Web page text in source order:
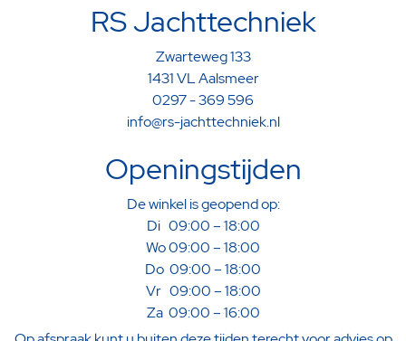
RS Jachttechniek
Zwarteweg 133
1431 VL Aalsmeer
0297 - 369 596
info@rs-jachttechniek.nl
Openingstijden
De winkel is geopend op:
Di 09:00 – 18:00
Wo 09:00 – 18:00
Do 09:00 – 18:00
Vr 09:00 – 18:00
Za 09:00 – 16:00